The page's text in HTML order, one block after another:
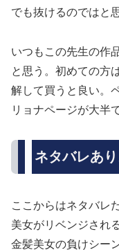
でも抜けるのではと
いつもこの先生の作
と思う。初めての方
解して買うと良い。
リョナページが大半
ネタバレあり
ここからはネタバレ
美女がリベンジされ
金髪美女の負けシー